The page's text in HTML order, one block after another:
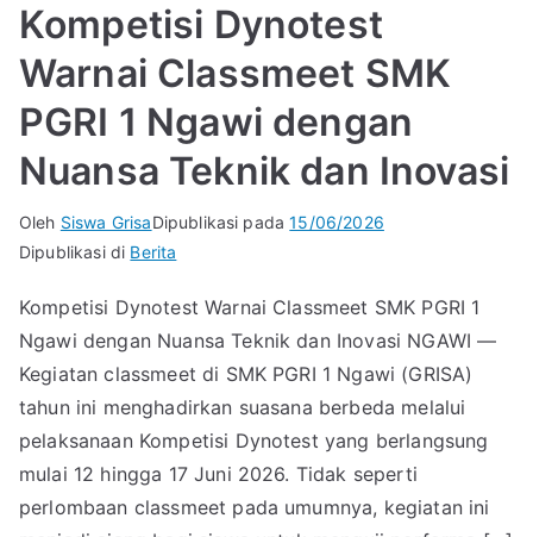
Kompetisi Dynotest
Warnai Classmeet SMK
PGRI 1 Ngawi dengan
Nuansa Teknik dan Inovasi
Oleh Siswa GrisaDipublikasi pada15/06/2026
Dipublikasi di Berita
Kompetisi Dynotest Warnai Classmeet SMK PGRI 1
Ngawi dengan Nuansa Teknik dan Inovasi NGAWI —
Kegiatan classmeet di SMK PGRI 1 Ngawi (GRISA)
tahun ini menghadirkan suasana berbeda melalui
pelaksanaan Kompetisi Dynotest yang berlangsung
mulai 12 hingga 17 Juni 2026. Tidak seperti
perlombaan classmeet pada umumnya, kegiatan ini